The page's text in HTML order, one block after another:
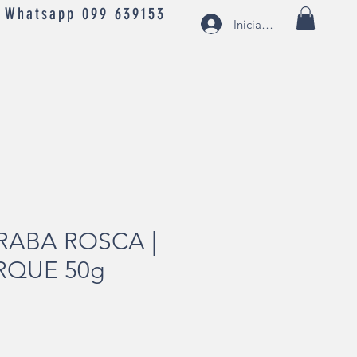
099 639153
Iniciar sesión
ROSCA |
50g